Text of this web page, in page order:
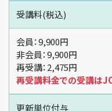
受講料(税込)
会員：9,900円
非会員：9,900円
再受講：2,475円
再受講料金での受講は
更新単位付与